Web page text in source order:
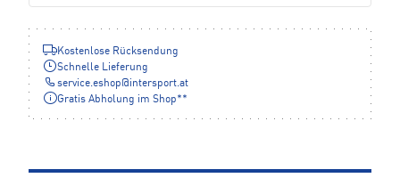
Kostenlose Rücksendung
Schnelle Lieferung
service.eshop@intersport.at
Gratis Abholung im Shop**